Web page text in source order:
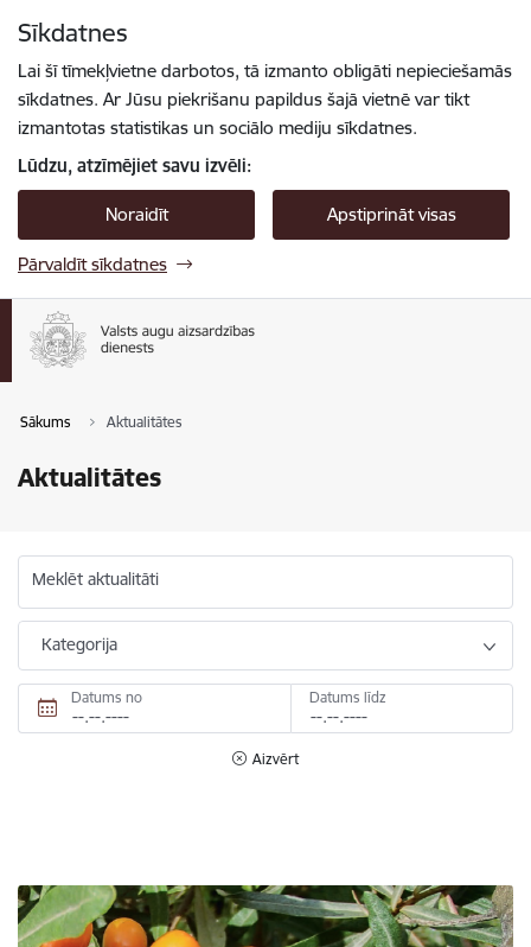
Sīkdatnes
Lai šī tīmekļvietne darbotos, tā izmanto obligāti nepieciešamās
sīkdatnes. Ar Jūsu piekrišanu papildus šajā vietnē var tikt
izmantotas statistikas un sociālo mediju sīkdatnes.
Lūdzu, atzīmējiet savu izvēli:
Noraidīt Apstiprināt visas
Pārvaldīt sīkdatnes
Sākums Aktualitātes
Aktualitātes
Meklēt aktualitāti
Kategorija
Datums no Datums līdz
Aizvērt